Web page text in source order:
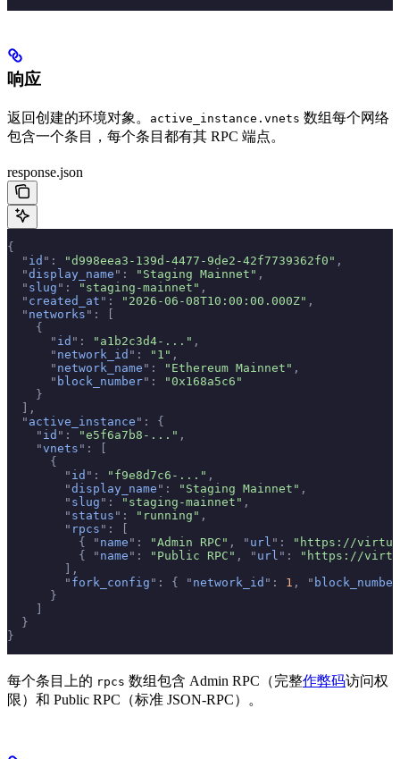
响应
返回创建的环境对象。 active_instance.vnets 数组每个网络
包含一个条目，每个条目都有其 RPC 端点。
response.json
{
  "
id " : "d998eea3-139d-4477-9de2-42f7739362f0" ,
  "
display_name " : "Staging Mainnet" ,
  "
slug " : "staging-mainnet" ,
  "
created_at " : "2026-06-08T10:00:00.000Z" ,
  "
networks " :
[
    {
      "
id " : "a1b2c3d4-..." ,
      "
network_id " : "1" ,
      "
network_name " : "Ethereum Mainnet" ,
      "
block_number" :
"0x168a5c6"
    }
  ],
  "
active_instance " :
{
    "
id " : "e5f6a7b8-..." ,
    "
vnets " :
[
      {
        "
id " : "f9e8d7c6-..." ,
        "
display_name " : "Staging Mainnet" ,
        "
slug " : "staging-mainnet" ,
        "
status " : "running" ,
        "
rpcs " :
[
          {
" name " : "Admin RPC" , " url " :
"https://
          {
" name " : "Public RPC" , " url " :
"https://
        ],
        "
fork_config " : { " network_id " : 1 , " block_number
      }
    ]
  }
}
每个条目上的 rpcs 数组包含 Admin RPC（完整作弊码访问权
限）和 Public RPC（标准 JSON-RPC）。